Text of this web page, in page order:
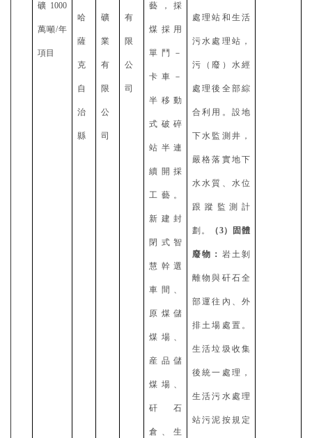
礦 1000
萬噸/年
項目
哈
薩
克
自
治
縣
礦
業
有
限
公
司
有
限
公
司
藝，採
煤採用
單鬥－
卡車－
半移動
式破碎
站半連
續開採
工藝。
新建封
閉式智
慧幹選
車間、
原煤儲
煤場、
産品儲
煤場、
矸石
倉、生
處理站和生活
污水處理站，
污（廢）水經
處理後全部綜
合利用。設地
下水監測井，
嚴格落實地下
水水質、水位
跟蹤監測計
劃。 （3）固體
廢物： 岩土剝
離物與矸石全
部運往內、外
排土場處置。
生活垃圾收集
後統一處理，
生活污水處理
站污泥按規定